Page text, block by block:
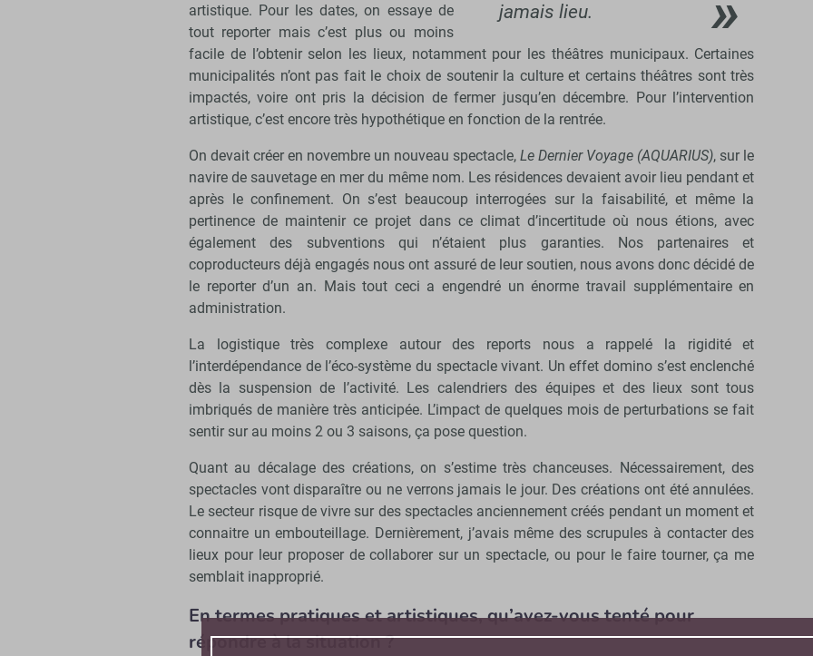
jamais lieu.
artistique. Pour les dates, on essaye de
tout reporter mais c’est plus ou moins
facile de l’obtenir selon les lieux, notamment pour les théâtres municipaux. Certaines
municipalités n’ont pas fait le choix de soutenir la culture et certains théâtres sont très
impactés, voire ont pris la décision de fermer jusqu’en décembre. Pour l’intervention
artistique, c’est encore très hypothétique en fonction de la rentrée.
On devait créer en novembre un nouveau spectacle,Le Dernier Voyage (AQUARIUS), sur le
navire de sauvetage en mer du même nom. Les résidences devaient avoir lieu pendant et
après le confinement. On s’est beaucoup interrogées sur la faisabilité, et même la
pertinence de maintenir ce projet dans ce climat d’incertitude où nous étions, avec
également des subventions qui n’étaient plus garanties. Nos partenaires et
coproducteurs déjà engagés nous ont assuré de leur soutien, nous avons donc décidé de
le reporter d’un an. Mais tout ceci a engendré un énorme travail supplémentaire en
administration.
La logistique très complexe autour des reports nous a rappelé la rigidité et
l’interdépendance de l’éco-système du spectacle vivant. Un effet domino s’est enclenché
dès la suspension de l’activité. Les calendriers des équipes et des lieux sont tous
imbriqués de manière très anticipée. L’impact de quelques mois de perturbations se fait
sentir sur au moins 2 ou 3 saisons, ça pose question.
Quant au décalage des créations, on s’estime très chanceuses. Nécessairement, des
spectacles vont disparaître ou ne verrons jamais le jour. Des créations ont été annulées.
Le secteur risque de vivre sur des spectacles anciennement créés pendant un moment et
connaitre un embouteillage. Dernièrement, j’avais même des scrupules à contacter des
lieux pour leur proposer de collaborer sur un spectacle, ou pour le faire tourner, ça me
semblait inapproprié.
En termes pratiques et artistiques, qu’avez-vous tenté pour
répondre à la situation ?